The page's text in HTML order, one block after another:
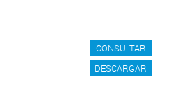
CONSULTAR
DESCARGAR